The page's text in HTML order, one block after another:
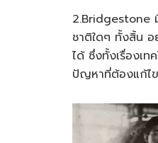
2.Bridgestone
ชาติใดๆ ทั้งสิ้น
ได้ ซึ่งทั้งเรื่องเ
ปัญหาที่ต้องแก้ไ